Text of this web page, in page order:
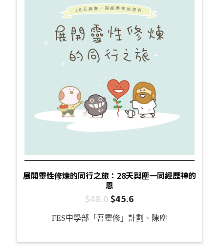
展開靈性修煉的同行之旅：28天與塵一同經歷神的
恩
$48.0$45.6
FES中學部「吾靈修」計劃 、 陳塵